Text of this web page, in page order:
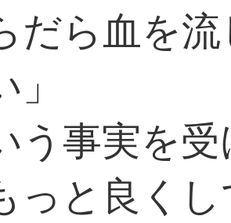
だら血を
う事実を
っと良く